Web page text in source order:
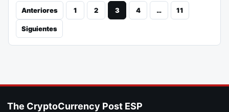
Anteriores 1 2 3 4 … 11
Siguientes
The CryptoCurrency Post ESP